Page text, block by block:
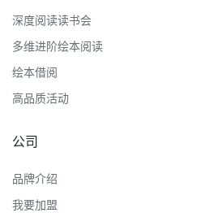
深度阅读读书会
多维进阶绘本阅读
绘本借阅
高品质活动
公司
品牌介绍
我要加盟